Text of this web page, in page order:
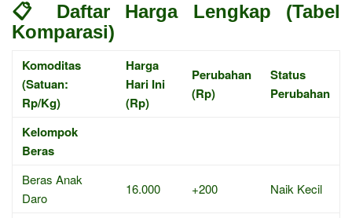
📋 Daftar Harga Lengkap (Tabel
Komparasi)
Komoditas
(Satuan:
Rp/Kg)
Harga
Hari Ini
(Rp)
Perubahan
(Rp)
Status
Perubahan
Kelompok
Beras
Beras Anak
Daro
16.000 +200 Naik Kecil